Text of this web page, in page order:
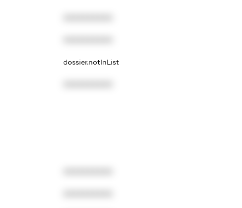
dossier.notInList